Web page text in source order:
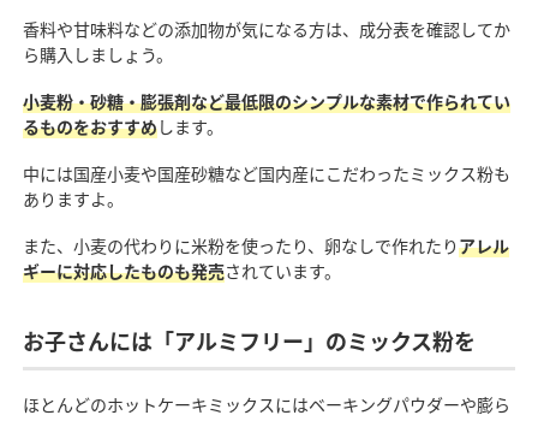
香料や甘味料などの添加物が気になる方は、成分表を確認してか
ら購入しましょう。
小麦粉・砂糖・膨張剤など最低限のシンプルな素材で作られてい
るものをおすすめします。
中には国産小麦や国産砂糖など国内産にこだわったミックス粉も
ありますよ。
また、小麦の代わりに米粉を使ったり、卵なしで作れたりアレル
ギーに対応したものも発売されています。
お子さんには「アルミフリー」のミックス粉を
ほとんどのホットケーキミックスにはベーキングパウダーや膨ら